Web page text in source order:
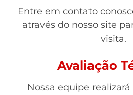
Entre em contato
através do nosso site
visita.
Avaliação
Nossa equipe